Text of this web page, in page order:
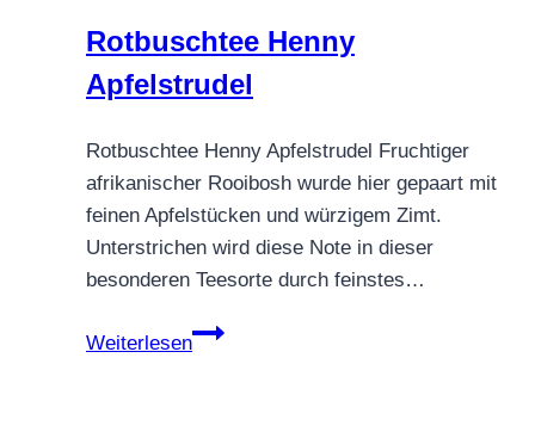
Rotbuschtee Henny
Apfelstrudel
Rotbuschtee Henny Apfelstrudel Fruchtiger
afrikanischer Rooibosh wurde hier gepaart mit
feinen Apfelstücken und würzigem Zimt.
Unterstrichen wird diese Note in dieser
besonderen Teesorte durch feinstes…
Weiterlesen
Rotbuschtee